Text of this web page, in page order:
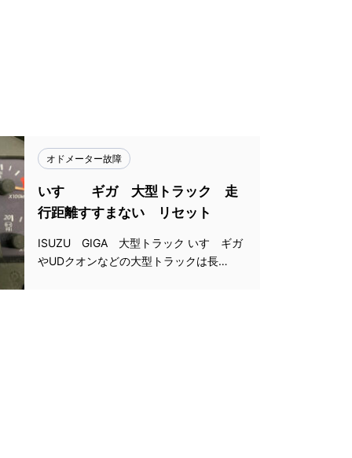
オドメーター故障
いすゞ ギガ 大型トラック 走
行距離すすまない リセット
ISUZU GIGA 大型トラック いすゞギガ
やUDクオンなどの大型トラックは長…